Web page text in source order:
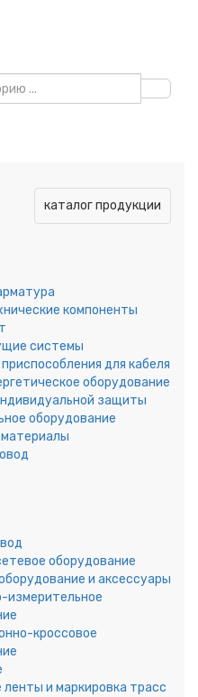
каталог продукции
компоненты
системы
для кабеля
оборудование
защиты
оборудование
оборудование
и аксессуары
измерительное
кроссовое
ленты и маркировка трасс